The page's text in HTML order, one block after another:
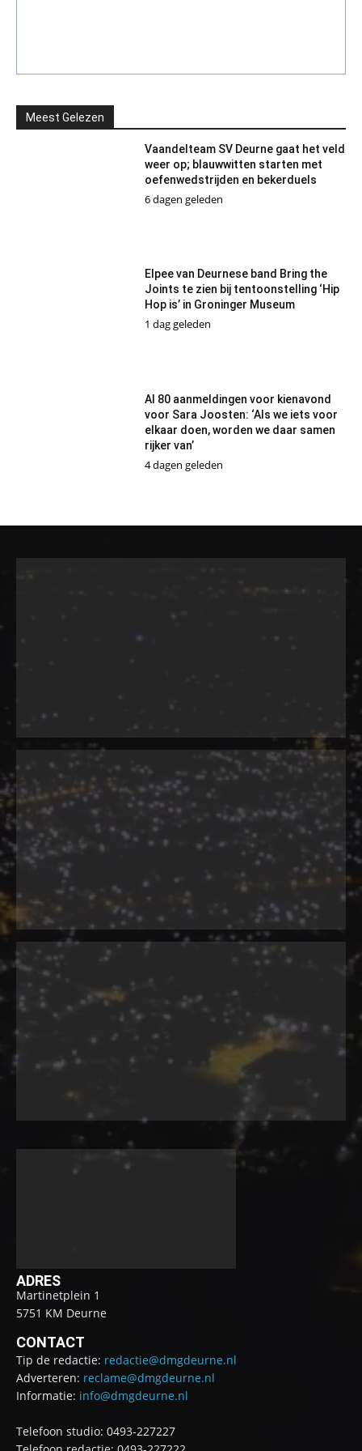
Meest Gelezen
Vaandelteam SV Deurne gaat het veld
weer op; blauwwitten starten met
oefenwedstrijden en bekerduels
6 dagen geleden
Elpee van Deurnese band Bring the
Joints te zien bij tentoonstelling ‘Hip
Hop is’ in Groninger Museum
1 dag geleden
Al 80 aanmeldingen voor kienavond
voor Sara Joosten: ‘Als we iets voor
elkaar doen, worden we daar samen
rijker van’
4 dagen geleden
ADRES
Martinetplein 1
5751 KM Deurne
CONTACT
Tip de redactie: redactie@dmgdeurne.nl
Adverteren: reclame@dmgdeurne.nl
Informatie: info@dmgdeurne.nl
Telefoon studio: 0493-227227